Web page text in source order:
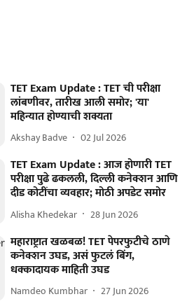
TET Exam Update : TET ची परीक्षा
लांबणीवर, तारीख आली समोर; 'या'
महिन्यात होण्याची शक्यता
Akshay Badve 02 Jul 2026
TET Exam Update : आज होणारी TET
परीक्षा पुढे ढकलली, दिल्ली कनेक्शन आणि
दीड कोटींचा व्यवहार; मोठी अपडेट समोर
Alisha Khedekar 28 Jun 2026
महाराष्ट्रात खळबळ! TET पेपरफुटीचे ठाणे
कनेक्शन उघड, असं फुटलं बिंग,
धक्कादायक माहिती उघड
Namdeo Kumbhar 27 Jun 2026